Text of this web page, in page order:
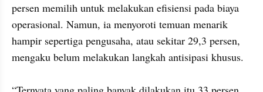
persen memilih untuk melakukan efisiensi pada biaya
operasional. Namun, ia menyoroti temuan menarik
hampir sepertiga pengusaha, atau sekitar 29,3 persen,
mengaku belum melakukan langkah antisipasi khusus.